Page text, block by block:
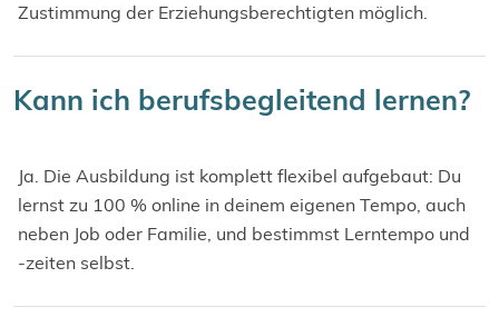
Zustimmung der Erziehungsberechtigten möglich.
Kann ich berufsbegleitend lernen?
Ja. Die Ausbildung ist komplett flexibel aufgebaut: Du
lernst zu 100 % online in deinem eigenen Tempo, auch
neben Job oder Familie, und bestimmst Lerntempo und
-zeiten selbst.